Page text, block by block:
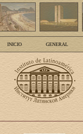
INICIO GENERAL